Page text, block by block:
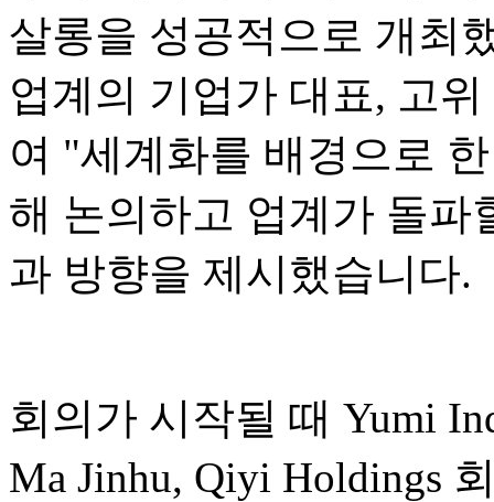
살롱을 성공적으로 개최
업계의 기업가 대표, 고
여 "세계화를 배경으로
해 논의하고 업계가 돌파
과 방향을 제시했습니다.
회의가 시작될 때 Yumi
Ma Jinhu, Qiyi Holdings